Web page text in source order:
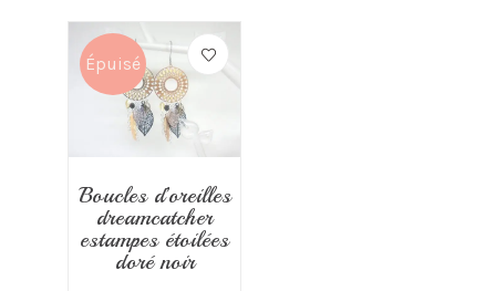
Épuisé
Boucles d’oreilles
dreamcatcher
estampes étoilées
doré noir